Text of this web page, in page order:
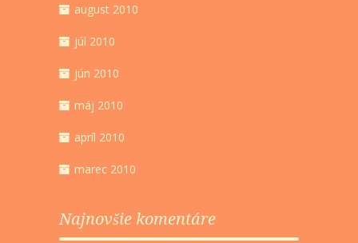
august 2010
júl 2010
jún 2010
máj 2010
apríl 2010
marec 2010
Najnovšie komentáre